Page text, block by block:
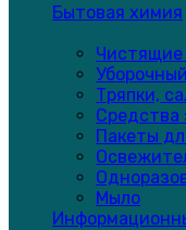
Бытовая химия
Тряпки,
Пакеты
Мыло